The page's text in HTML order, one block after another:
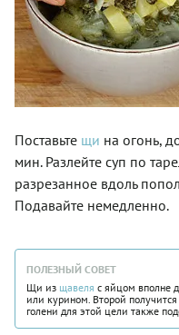
Поставьте щи на огонь,
мин. Разлейте суп по
разрезанное вдоль
Подавайте немедленно.
ПОЛЕЗНЫЙ СОВЕТ
Щи из щавеля с яйцом вполне
или курином. Второй
голени для этой цели также